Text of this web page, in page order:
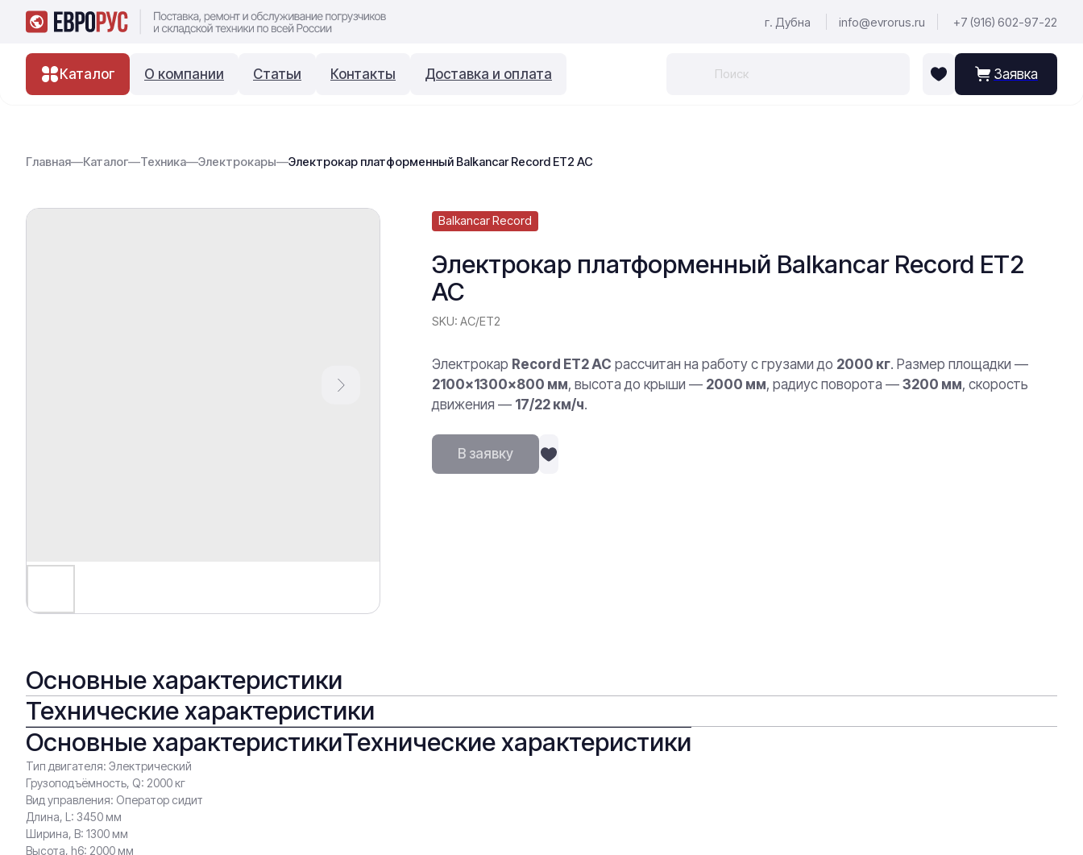
г. Дубна info@evrorus.ru +7 (916) 602-97-22
Каталог О компании Статьи Контакты Доставка и оплата Заявка
Главная—Каталог—Техника—Электрокары—Электрокар платформенный Balkancar Record ET2 AC
Электрокар платформенный Balkancar Record ET2
AC
Balkancar Record
SKU: AC/ET2
В заявку
Электрокар Record ET2 AC рассчитан на работу с грузами до 2000 кг. Размер площадки —
2100×1300×800 мм, высота до крыши — 2000 мм, радиус поворота — 3200 мм, скорость
движения — 17/22 км/ч.
Основные характеристики
Технические характеристики
Основные характеристики
Тип двигателя: Электрический
Грузоподъёмность, Q: 2000 кг
Вид управления: Оператор сидит
Длина, L: 3450 мм
Ширина, B: 1300 мм
Высота, h6: 2000 мм
Технические характеристики